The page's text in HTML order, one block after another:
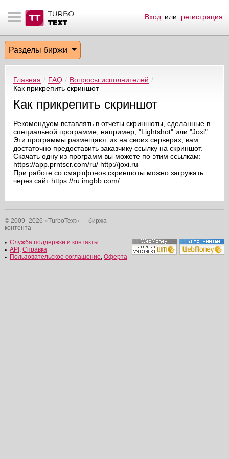
материалы
биржи
пользователи
на сайте
пользователей
сообщения
по форуму
Вход или регистрация
Разделы биржи
Главная / FAQ / Вопросы исполнителей /
Как прикрепить скриншот
Как прикрепить скриншот
Рекомендуем вставлять в отчеты скриншоты, сделанные в
специальной программе, например, "Lightshot" или "Joxi".
Эти программы размещают их на своих серверах, вам
достаточно предоставить заказчику ссылку на скриншот.
Скачать одну из программ вы можете по этим ссылкам:
https://app.prntscr.com/ru/ http://joxi.ru
При работе со смартфонов скриншоты можно загружать
через сайт https://ru.imgbb.com/
© 2009–2026 «TurboText» — биржа
контента
Служба поддержки и контакты
API , Справка
Пользовательское соглашение, Оферта